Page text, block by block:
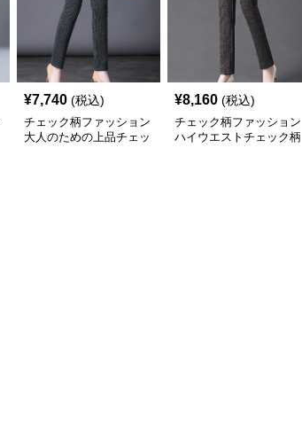
¥7,740 (税込)
チェック柄ファッション
大人のための上品チェッ
¥8,160 (税込)
チェック柄ファッション
ハイウエストチェック柄